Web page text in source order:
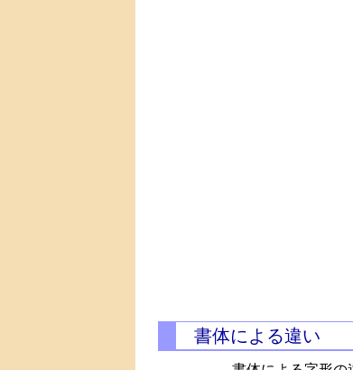
書体による違い